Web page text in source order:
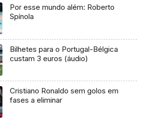
Por esse mundo além: Roberto
Spínola
Bilhetes para o Portugal-Bélgica
custam 3 euros (áudio)
Cristiano Ronaldo sem golos em
fases a eliminar